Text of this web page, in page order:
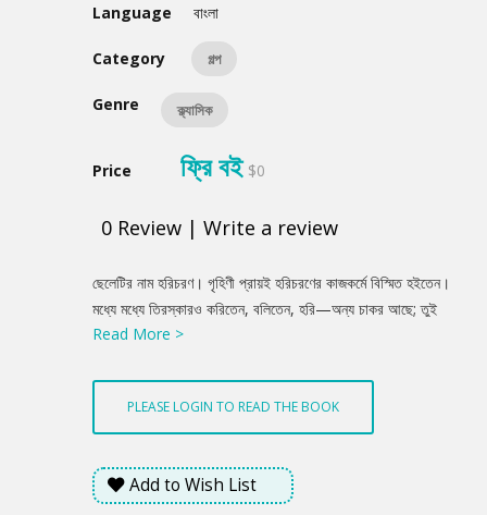
Language
বাংলা
Category গল্প
Genre ক্ল্যাসিক
Price ফ্রি বই $0
0 Review | Write a review
Product
Summery
ছেলেটির নাম হরিচরণ। গৃহিণী প্রায়ই হরিচরণের কাজকর্মে বিস্মিত হইতেন।
মধ্যে মধ্যে তিরস্কারও করিতেন, বলিতেন, হরি—অন্য চাকর আছে; তুই
ছেলেমানুষ, এত খাটিস কেন? হরির দোষের মধ্যে ছিল সে বড় হাসিতে
হবে, আর বসে থেকেই বা কি হবে?
Read More >
PLEASE LOGIN TO READ THE BOOK
Add to Wish List